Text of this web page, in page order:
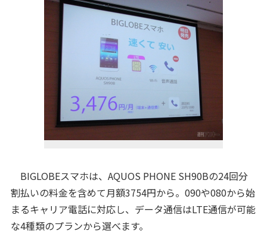
BIGLOBEスマホは、AQUOS PHONE SH90Bの24回分
割払いの料金を含めて月額3754円から。090や080から始
まるキャリア電話に対応し、データ通信はLTE通信が可能
な4種類のプランから選べます。